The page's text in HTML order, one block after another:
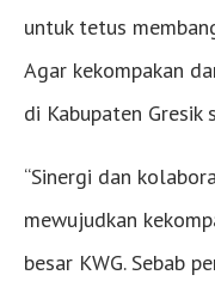
untuk tetus
Agar kekompakan
di Kabupaten Gresik
“Sinergi dan
mewujudkan
besar KWG. Sebab